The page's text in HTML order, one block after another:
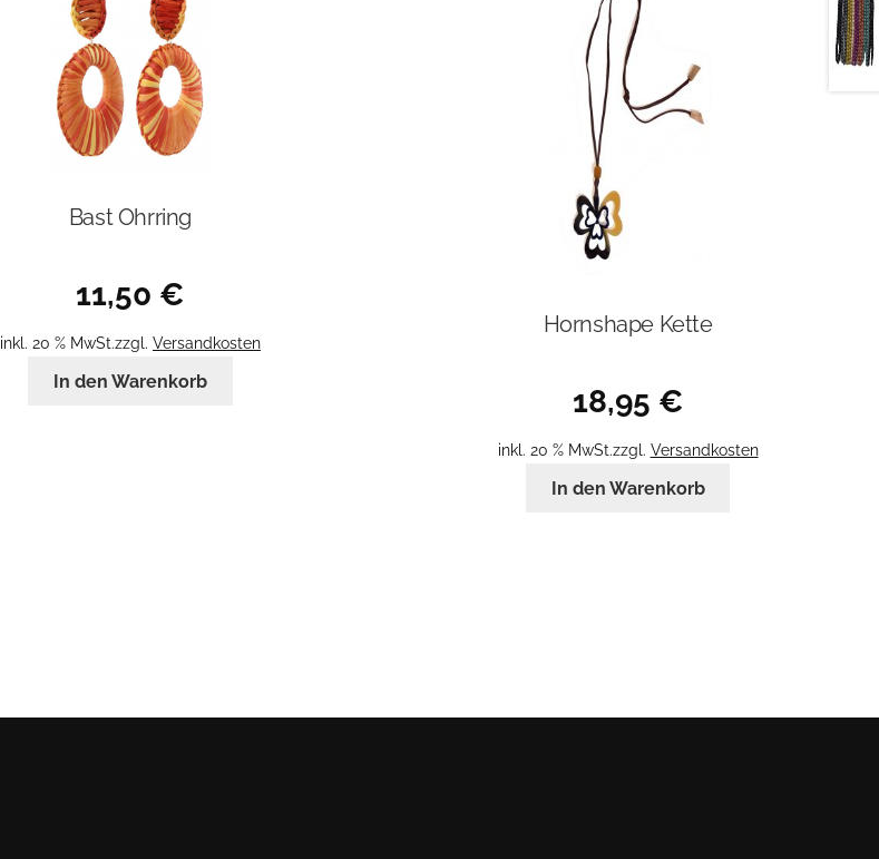
Bast Ohrring
11,50 €
inkl. 20 % MwSt.zzgl. Versandkosten
In den Warenkorb
Hornshape Kette
18,95 €
inkl. 20 % MwSt.zzgl. Versandkosten
In den Warenkorb